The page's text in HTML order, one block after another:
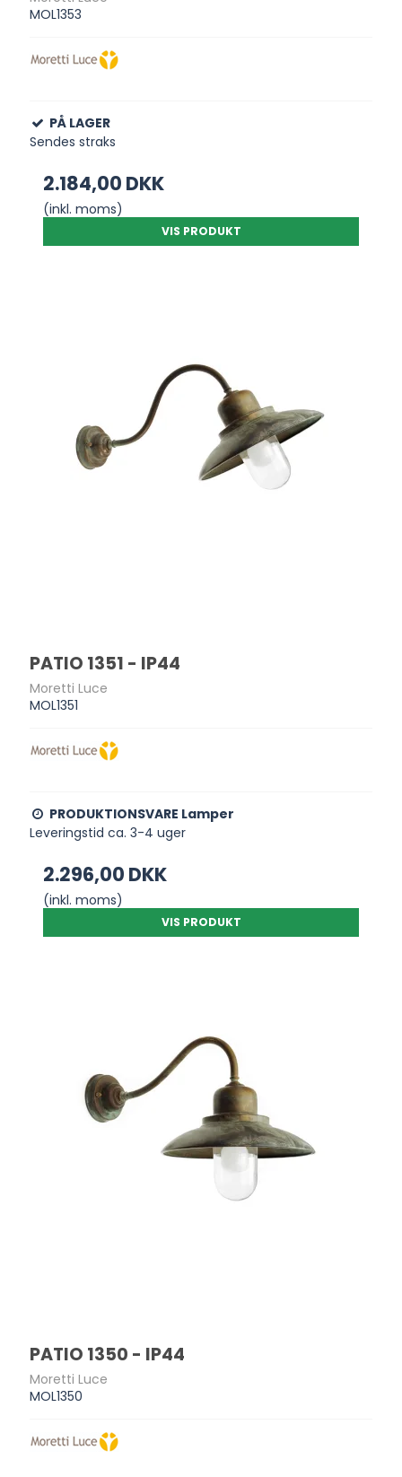
MOL1353
PÅ LAGER
Sendes straks
2.184,00 DKK
(inkl. moms)
VIS PRODUKT
PATIO 1351 - IP44
Moretti Luce
MOL1351
PRODUKTIONSVARE Lamper
Leveringstid ca. 3-4 uger
2.296,00 DKK
(inkl. moms)
VIS PRODUKT
PATIO 1350 - IP44
Moretti Luce
MOL1350